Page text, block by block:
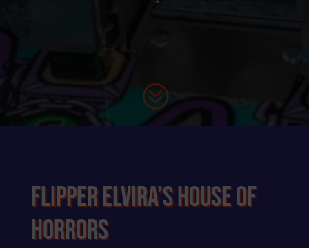
?
Flipper Elvira’s House of
Horrors